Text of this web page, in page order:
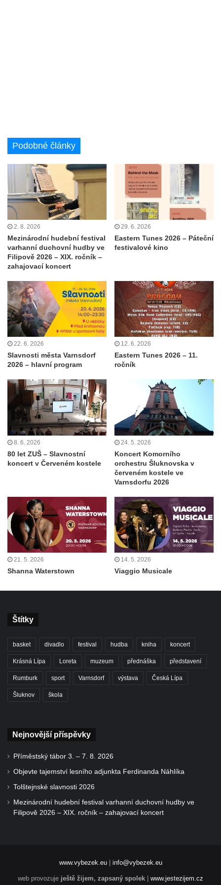
Podobné články
2. 8. 2026
Mezinárodní hudební festival
varhanní duchovní hudby ve
Filipově 2026 – XIX. ročník –
zahajovací koncert
29. 6. 2026
Eastern Tunes 2026 – Páteční
festivalové kino
22. 6. 2026
Slavnosti města Varnsdorf
2026 – hlavní program
12. 6. 2026
Eastern Tunes 2026 – 11.
ročník
8. 6. 2026
80 let ZUŠ – Slavnostní
koncert v Červeném kostele
24. 5. 2026
Koncert Komorního
orchestru Šluknovska v
červeném kostele ve
Varnsdorfu 2026
21. 5. 2026
Shanna Waterstown
14. 5. 2026
Viaggio Musicale
Štítky
basket divadlo festival hudba kniha koncert
Krásná Lípa Loreta muzeum přednáška představení
Rumburk sport Varnsdorf výstava Česká Lípa
Šluknov škola
Nejnovější příspěvky
Příměstský tábor 3. – 7. 8. 2026
Objevte tajemství lesního adjunkta Ferdinanda Náhlíka
Tolštejnské slavnosti 2026
Mezinárodní hudební festival varhanní duchovní hudby ve
Filipově 2026 – XIX. ročník – zahajovací koncert
www.vybezek.eu| info@vybezek.eu
web provozuje ještě žijem, zapsaný spolek www.jestezijem.cz